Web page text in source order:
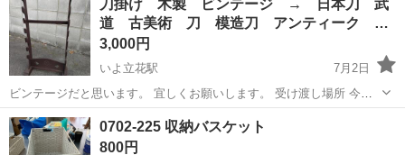
刀掛け 木製 ビンテージ → 日本刀 武
道 古美術 刀 模造刀 アンティーク …
3,000円
いよ立花駅
7月2日
ビンテージだと思います。 宜しくお願いします。 受け渡し場所 今治
市 新居浜市 西条市 松山市 伊予市
愛媛 松山市 いよ立花駅
0702-225 収納バスケット
800円